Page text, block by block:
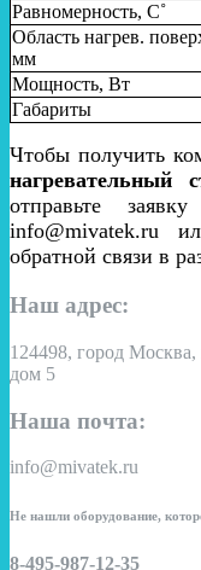
Равномерность, С˚
Область нагрев.
мм
Мощность, Вт
Габариты
Чтобы получить
нагревательный
отправьте
info@mivatek.ru
обратной связи в
Наш адрес:
124498, город Москва,
дом 5
Наша почта:
info@mivatek.ru
Не нашли оборудование,
8-495-987-12-35